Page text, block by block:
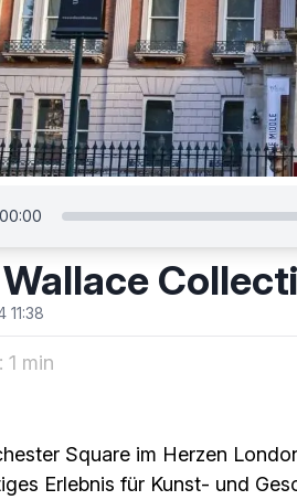
00:00
11:38
1 min
Square im Herzen
Erlebnis für Kunst- und